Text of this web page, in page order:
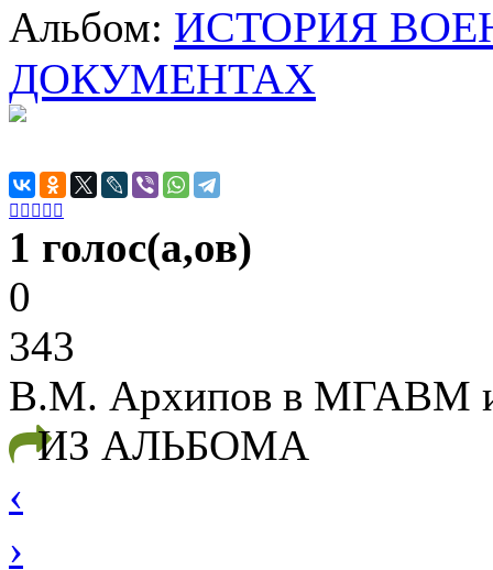
Альбом: ИСТОРИЯ
ДОКУМЕНТАХ
    
1 голос(а,ов)
0
343
В.М. Архипов в МГАВМ
ИЗ АЛЬБОМА
‹
›